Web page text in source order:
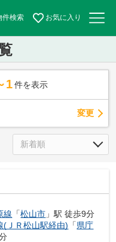
件検索 お気に入り
1 件を表示
変更
線 「松山市 」駅 徒歩9分
(ＪＲ松山駅経由) 「県庁